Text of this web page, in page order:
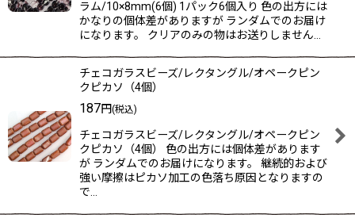
ラム/10×8mm(6個) 1パック6個入り 色の出方には
かなりの個体差がありますが ランダムでのお届け
になります。 クリアのみの物はお送りしません…
チェコガラスビーズ/レクタングル/オペークピン
クピカソ（4個）
187円(税込)
チェコガラスビーズ/レクタングル/オペークピン
クピカソ（4個） 色の出方には個体差があります
が ランダムでのお届けになります。 継続的および
強い摩擦はピカソ加工の色落ち原因となりますの
で…